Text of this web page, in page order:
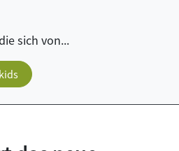
sich von...